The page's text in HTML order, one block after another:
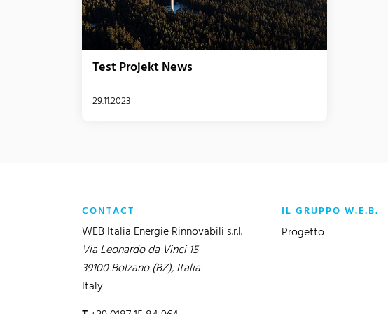
Test Projekt News
29.11.2023
CONTACT
WEB Italia Energie Rinnovabili s.r.l.
Via Leonardo da Vinci 15
39100 Bolzano (BZ), Italia
Italy
IL GRUPPO W.E.B.
Progetto